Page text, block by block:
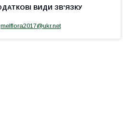
melflora2017@ukr.net